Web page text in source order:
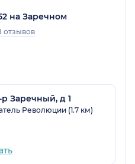
на Заречном
отзывов
Заречный, д 1
Революции (1.7 км)